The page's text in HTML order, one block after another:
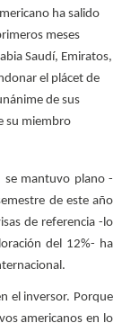
ha salido
meses
Saudí, Emiratos,
el plácet de
de sus
su miembro
se mantuvo plano -
de este año
de referencia -lo
del 12%- ha
el inversor. Porque
americanos en lo